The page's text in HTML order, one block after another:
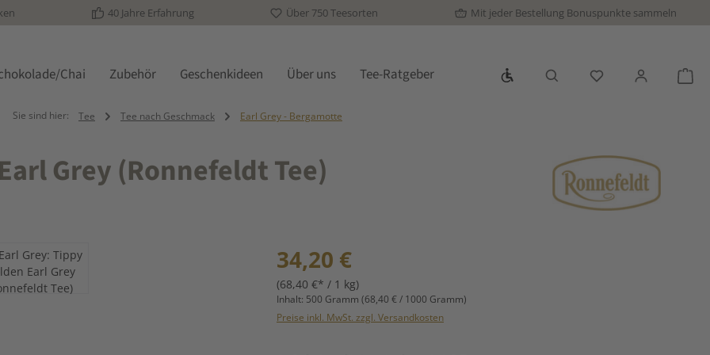
40 Jahre Erfahrung Über 750 Teesorten Mit jeder Bestellung Bonuspunkte sammeln
Chai Zubehör Geschenkideen Über uns Tee-Ratgeber Werkzeugleiste anzeigen
Du hast 0
Sie sind hier: Tee Tee nach Geschmack Earl Grey - Bergamotte
Grey (Ronnefeldt Tee)
Regulärer Preis:
34,20 €
(68,40 €* / 1 kg)
Inhalt: 500 Gramm (68,40 € / 1000 Gramm)
Preise inkl. MwSt. zzgl. Versandkosten